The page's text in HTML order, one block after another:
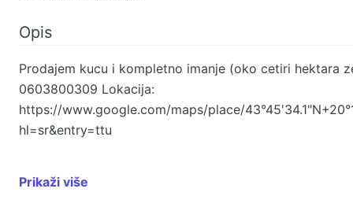
Opis
Prodajem kucu i kompletno imanje (oko cetiri hektara
0603800309 Lokacija:
https://www.google.com/maps/place/
hl=sr&entry=ttu
Prikaži više